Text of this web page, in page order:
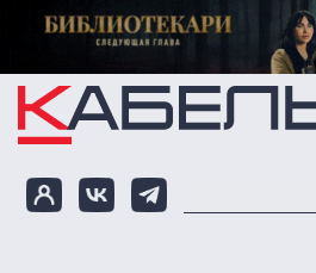
Перейти к основному содержанию